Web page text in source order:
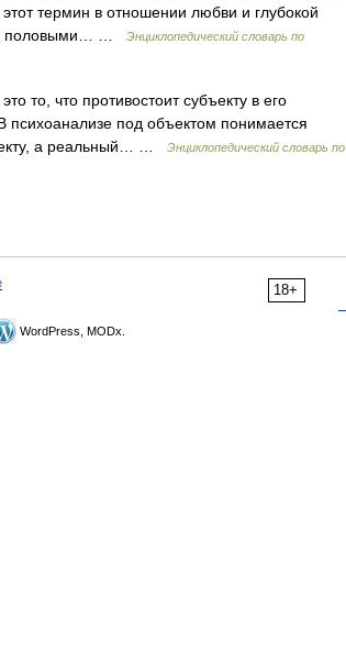
термин в отношении любви и глубокой
с половыми… …
Энциклопедический словарь по
то, что противостоит субъекту в его
психоанализе под объектом понимается
а реальный… …
Энциклопедический словарь по
18+
WordPress, MODx.